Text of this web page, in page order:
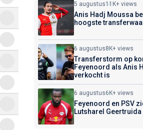
5 augustus11K+ views
Anis Hadj Moussa
hoogste
6 augustus8K+ views
Transferstorm op
Feyenoord als Anis
verkocht is
6 augustus6K+ views
Feyenoord en PSV
Lutsharel